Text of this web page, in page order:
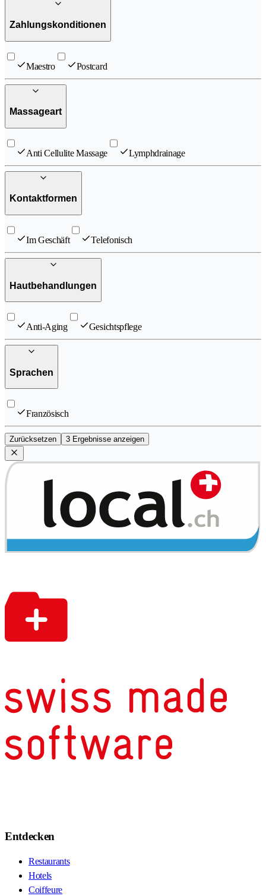
Zahlungskonditionen
Maestro Postcard
Massageart
Anti Cellulite Massage Lymphdrainage
Kontaktformen
Im Geschäft Telefonisch
Hautbehandlungen
Anti-Aging Gesichtspflege
Sprachen
Französisch
Zurücksetzen 3 Ergebnisse anzeigen
Entdecken
Restaurants
Hotels
Coiffeure